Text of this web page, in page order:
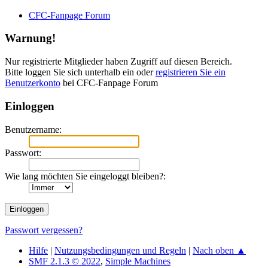
CFC-Fanpage Forum
Warnung!
Nur registrierte Mitglieder haben Zugriff auf diesen Bereich.
Bitte loggen Sie sich unterhalb ein oderregistrieren Sie ein
Benutzerkonto bei CFC-Fanpage Forum
Einloggen
Benutzername:
Passwort:
Wie lang möchten Sie eingeloggt bleiben?:
Passwort vergessen?
Hilfe | Nutzungsbedingungen und Regeln | Nach oben ▲
SMF 2.1.3 © 2022, Simple Machines